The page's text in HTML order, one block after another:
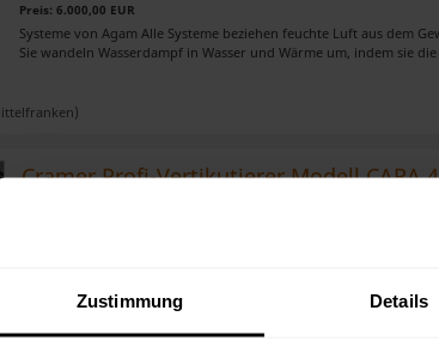
Zustimmung Details
Preis: 6.000,00 EUR
Systeme von Agam Alle Systeme beziehen feuchte Luft aus dem
Sie wandeln Wasserdampf in Wasser und Wärme um, indem sie
Cramer Profi-Vertikutierer Modell CARA